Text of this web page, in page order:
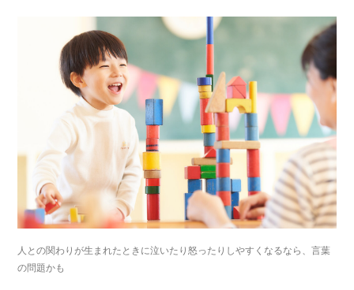
人との関わりが生まれたときに泣いたり怒ったりしやすくなるなら、言葉
の問題かも